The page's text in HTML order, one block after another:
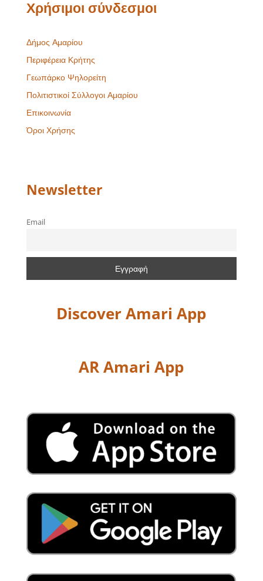
Χρήσιμοι σύνδεσμοι
Δήμος Αμαρίου
Περιφέρεια Κρήτης
Γεωπάρκο Ψηλορείτη
Πολιτιστικοί Σύλλογοι Αμαρίου
Επικοινωνία
Όροι Χρήσης
Newsletter
Email
Discover Amari App
AR Amari App